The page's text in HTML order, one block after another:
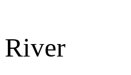
River